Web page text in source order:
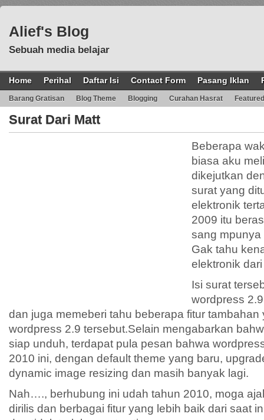
Alief's Blog
Sebuah media belajar
Home Perihal Daftar Isi Contact Form Pasang Iklan
Barang Gratisan Blog Theme Blogging Curahan Hasrat Featured
Surat Dari Matt
Beberapa
biasa aku
dikejutkan
surat yang
elektronik
2009 itu
sang
Gak tahu
elektronik
Isi surat
wordpress
dan juga memeberi tahu beberapa fitur tambahan
wordpress 2.9 tersebut.Selain mengabarkan
siap unduh, terdapat pula pesan bahwa
2010 ini, dengan default theme yang baru,
dynamic image resizing dan masih banyak lagi.
Nah…., berhubung ini udah tahun 2010, moga
dirilis dan berbagai fitur yang lebih baik dari saat